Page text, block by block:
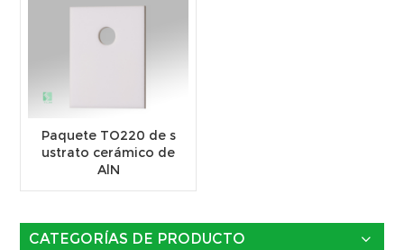
Paquete TO220 de s
ustrato cerámico de
AlN
CATEGORÍAS DE PRODUCTO